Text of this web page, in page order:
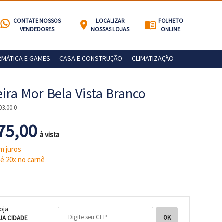
CONTATE NOSSOS
VENDEDORES
location_on
LOCALIZAR
NOSSAS LOJAS
menu_book FOLHETO
ONLINE
E GAMES CASA E CONSTRUÇÃO CLIMATIZAÇÃO
Mor Bela Vista Branco
à vista
juros
20x no carnê
CIDADE